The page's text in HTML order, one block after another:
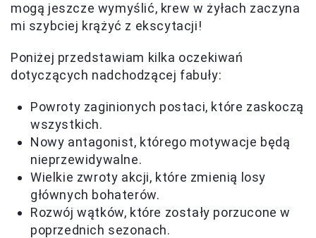
mogą jeszcze wymyślić, krew w żyłach zaczyna
mi szybciej krążyć z ekscytacji!
Poniżej przedstawiam kilka oczekiwań
dotyczących nadchodzącej fabuły:
Powroty zaginionych postaci, które zaskoczą
wszystkich.
Nowy antagonist, którego motywacje będą
nieprzewidywalne.
Wielkie zwroty akcji, które zmienią losy
głównych bohaterów.
Rozwój wątków, które zostały porzucone w
poprzednich sezonach.